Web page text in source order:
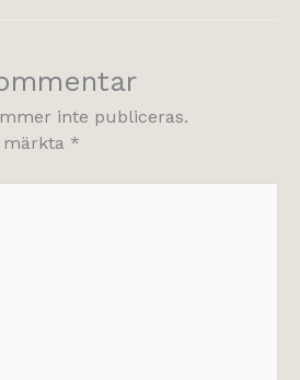
inte publiceras.
*